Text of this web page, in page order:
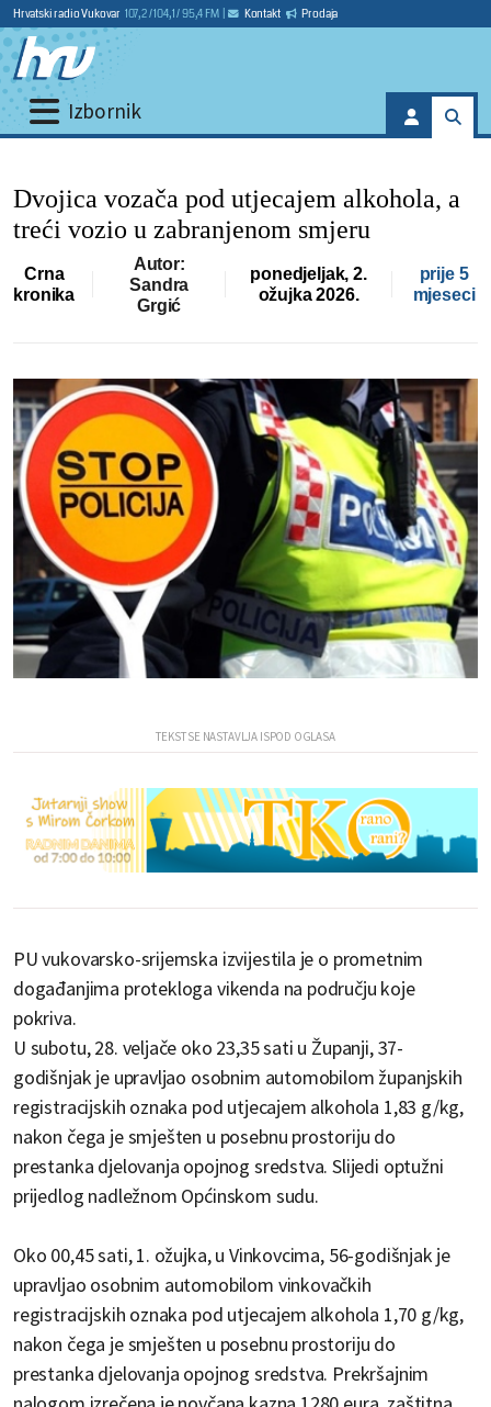
Hrvatski radio Vukovar 107,2 / 104,1 / 95,4 FM Kontakt Prodaja
Izbornik
Dvojica vozača pod utjecajem alkohola, a
treći vozio u zabranjenom smjeru
Crna
kronika
Autor:
Sandra
Grgić
ponedjeljak, 2.
ožujka 2026.
prije 5
mjeseci
PU vukovarsko-srijemska izvijestila je o prometnim
događanjima protekloga vikenda na području koje
pokriva.
U subotu, 28. veljače oko 23,35 sati u Županji, 37-
godišnjak je upravljao osobnim automobilom županjskih
registracijskih oznaka pod utjecajem alkohola 1,83 g/kg,
nakon čega je smješten u posebnu prostoriju do
prestanka djelovanja opojnog sredstva. Slijedi optužni
prijedlog nadležnom Općinskom sudu.
Oko 00,45 sati, 1. ožujka, u Vinkovcima, 56-godišnjak je
upravljao osobnim automobilom vinkovačkih
registracijskih oznaka pod utjecajem alkohola 1,70 g/kg,
nakon čega je smješten u posebnu prostoriju do
prestanka djelovanja opojnog sredstva. Prekršajnim